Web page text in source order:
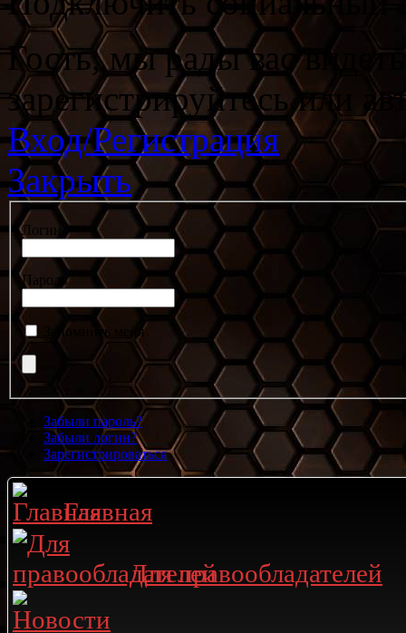
Гость, мы рады вас
зарегистрируйтесь или
Вход/Регистрация
Закрыть
Логин
Пароль
Запомнить меня
Забыли пароль?
Забыли логин?
Зарегистрироваться
Главная
Для правообладателей